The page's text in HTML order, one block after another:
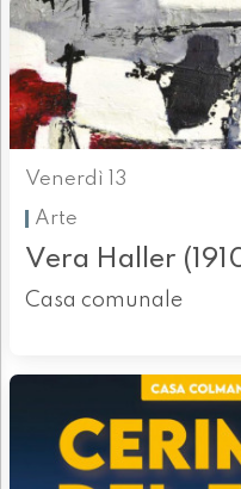
Venerdì 13
Arte
Vera Haller
Casa comunale